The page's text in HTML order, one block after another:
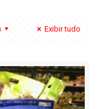
Exibir tudo